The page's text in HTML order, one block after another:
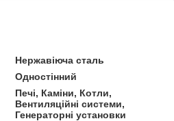
Нержавіюча сталь
Одностінний
Печі, Каміни, Котли,
Вентиляційні системи,
Генераторні установки